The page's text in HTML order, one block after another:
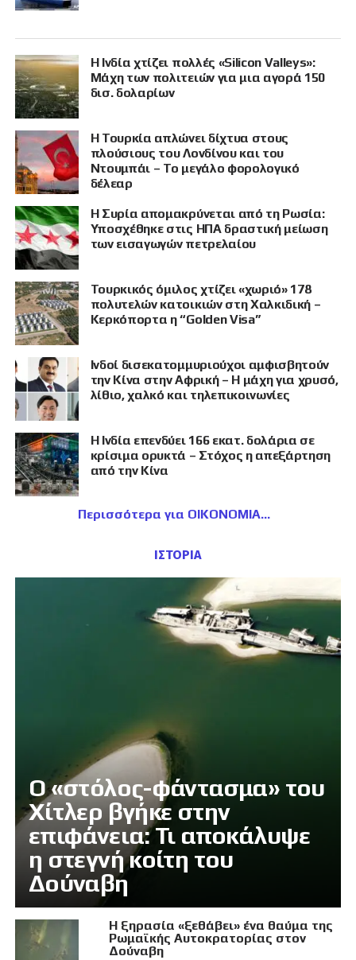
Η Ινδία χτίζει πολλές «Silicon Valleys»:
Μάχη των πολιτειών για μια αγορά 150
δισ. δολαρίων
Η Τουρκία απλώνει δίχτυα στους
πλούσιους του Λονδίνου και του
Ντουμπάι – Το μεγάλο φορολογικό
δέλεαρ
Η Συρία απομακρύνεται από τη Ρωσία:
Υποσχέθηκε στις ΗΠΑ δραστική μείωση
των εισαγωγών πετρελαίου
Τουρκικός όμιλος χτίζει «χωριό» 178
πολυτελών κατοικιών στη Χαλκιδική –
Κερκόπορτα η “Golden Visa”
Ινδοί δισεκατομμυριούχοι αμφισβητούν
την Κίνα στην Αφρική – Η μάχη για χρυσό,
λίθιο, χαλκό και τηλεπικοινωνίες
Η Ινδία επενδύει 166 εκατ. δολάρια σε
κρίσιμα ορυκτά – Στόχος η απεξάρτηση
από την Κίνα
Περισσότερα για ΟΙΚΟΝΟΜΙΑ
ΙΣΤΟΡΙΑ
Ο «στόλος-φάντασμα» του
Χίτλερ βγήκε στην
επιφάνεια: Τι αποκάλυψε
η στεγνή κοίτη του
Δούναβη
Η ξηρασία «ξεθάβει» ένα θαύμα της
Ρωμαϊκής Αυτοκρατορίας στον
Δούναβη